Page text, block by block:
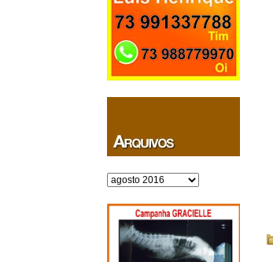
Arquivos